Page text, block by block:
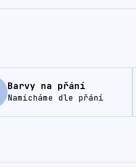
Barvy na přání
Namícháme dle přání